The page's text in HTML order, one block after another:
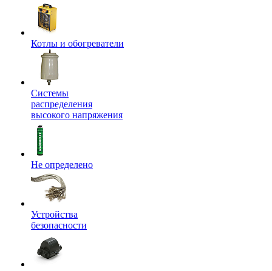
Котлы и обогреватели
Системы
распределения
высокого напряжения
Не определено
Устройства
безопасности